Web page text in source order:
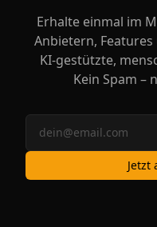
Erhalte einmal im
Anbietern,
KI‑gestützte,
Kein Spam –
Jetzt